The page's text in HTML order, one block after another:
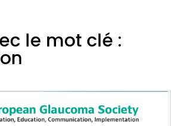
le mot clé :